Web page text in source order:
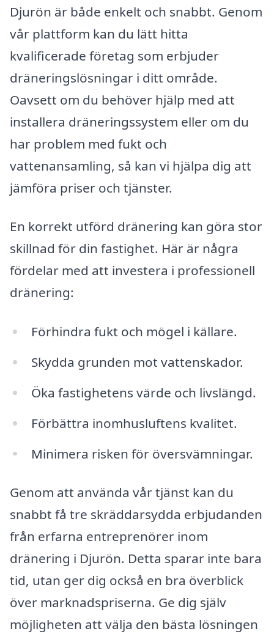
Djurön är både enkelt och snabbt. Genom
vår plattform kan du lätt hitta
kvalificerade företag som erbjuder
dräneringslösningar i ditt område.
Oavsett om du behöver hjälp med att
installera dräneringssystem eller om du
har problem med fukt och
vattenansamling, så kan vi hjälpa dig att
jämföra priser och tjänster.
En korrekt utförd dränering kan göra stor
skillnad för din fastighet. Här är några
fördelar med att investera i professionell
dränering:
Förhindra fukt och mögel i källare.
Skydda grunden mot vattenskador.
Öka fastighetens värde och livslängd.
Förbättra inomhusluftens kvalitet.
Minimera risken för översvämningar.
Genom att använda vår tjänst kan du
snabbt få tre skräddarsydda erbjudanden
från erfarna entreprenörer inom
dränering i Djurön. Detta sparar inte bara
tid, utan ger dig också en bra överblick
över marknadspriserna. Ge dig själv
möjligheten att välja den bästa lösningen